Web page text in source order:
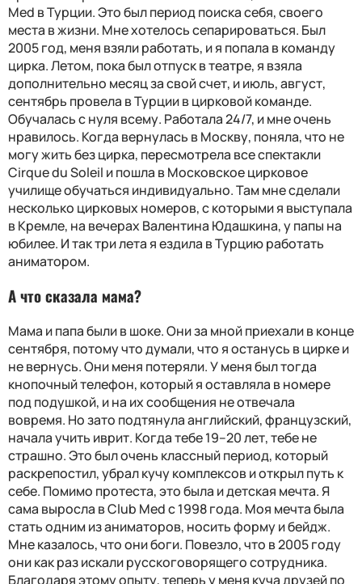
Med в Турции. Это был период поиска себя, своего
места в жизни. Мне хотелось сепарироваться. Был
2005 год, меня взяли работать, и я попала в команду
цирка. Летом, пока был отпуск в театре, я взяла
дополнительно месяц за свой счет, и июль, август,
сентябрь провела в Турции в цирковой команде.
Обучалась с нуля всему. Работала 24/7, и мне очень
нравилось. Когда вернулась в Москву, поняла, что не
могу жить без цирка, пересмотрела все спектакли
Cirque du Soleil и пошла в Московское цирковое
училище обучаться индивидуально. Там мне сделали
несколько цирковых номеров, с которыми я выступала
в Кремле, на вечерах Валентина Юдашкина, у папы на
юбилее. И так три лета я ездила в Турцию работать
аниматором.
А что сказала мама?
Мама и папа были в шоке. Они за мной приехали в конце
сентября, потому что думали, что я останусь в цирке и
не вернусь. Они меня потеряли. У меня был тогда
кнопочный телефон, который я оставляла в номере
под подушкой, и на их сообщения не отвечала
вовремя. Но зато подтянула английский, французский,
начала учить иврит. Когда тебе 19–20 лет, тебе не
страшно. Это был очень классный период, который
раскрепостил, убрал кучу комплексов и открыл путь к
себе. Помимо протеста, это была и детская мечта. Я
сама выросла в Club Med с 1998 года. Моя мечта была
стать одним из аниматоров, носить форму и бейдж.
Мне казалось, что они боги. Повезло, что в 2005 году
они как раз искали русскоговорящего сотрудника.
Благодаря этому опыту, теперь у меня куча друзей по